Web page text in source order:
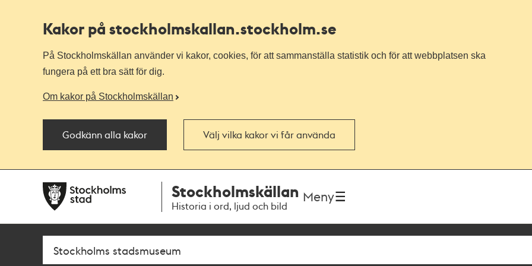
Kakor på stockholmskallan.stockholm.se
På Stockholmskällan använder vi kakor, cookies, för att sammanställa statistik och för att webbplatsen ska
fungera på ett bra sätt för dig.
Om kakor på Stockholmskällan
Godkänn alla kakor Välj vilka kakor vi får använda
navigationen
huvudinnehållet
Stockholmskällan
Historia i ord, ljud och bild
Meny
Sök